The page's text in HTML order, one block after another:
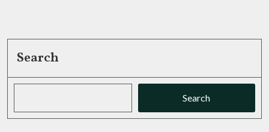
Search
Search